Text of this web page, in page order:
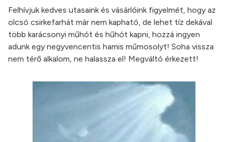
Felhívjuk kedves utasaink és vásárlóink figyelmét, hogy az
olcsó csirkefarhát már nem kapható, de lehet tíz dekával
több karácsonyi műhót és hűhót kapni, hozzá ingyen
adunk egy negyvencentis hamis műmosolyt! Soha vissza
nem térő alkalom, ne halassza el! Megváltó érkezett!